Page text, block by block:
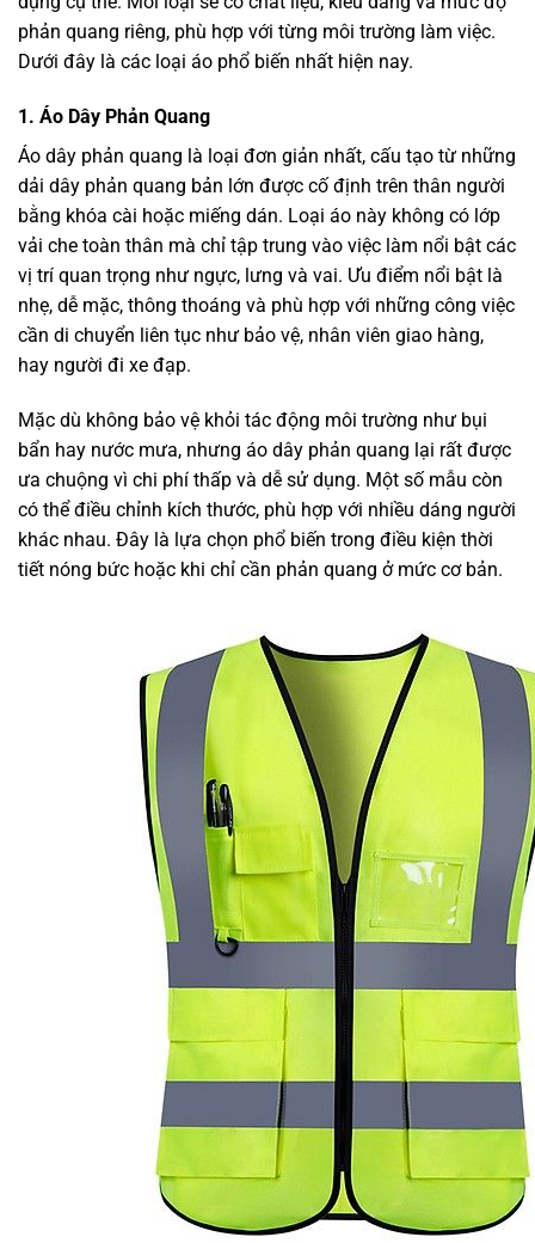
phản quang riêng, phù hợp với từng môi trường làm việc.
Dưới đây là các loại áo phổ biến nhất hiện nay.
1. Áo Dây Phản Quang
Áo dây phản quang là loại đơn giản nhất, cấu tạo từ những
dải dây phản quang bản lớn được cố định trên thân người
bằng khóa cài hoặc miếng dán. Loại áo này không có lớp
vải che toàn thân mà chỉ tập trung vào việc làm nổi bật các
vị trí quan trọng như ngực, lưng và vai. Ưu điểm nổi bật là
nhẹ, dễ mặc, thông thoáng và phù hợp với những công việc
cần di chuyển liên tục như bảo vệ, nhân viên giao hàng,
hay người đi xe đạp.
Mặc dù không bảo vệ khỏi tác động môi trường như bụi
bẩn hay nước mưa, nhưng áo dây phản quang lại rất được
ưa chuộng vì chi phí thấp và dễ sử dụng. Một số mẫu còn
có thể điều chỉnh kích thước, phù hợp với nhiều dáng người
khác nhau. Đây là lựa chọn phổ biến trong điều kiện thời
tiết nóng bức hoặc khi chỉ cần phản quang ở mức cơ bản.